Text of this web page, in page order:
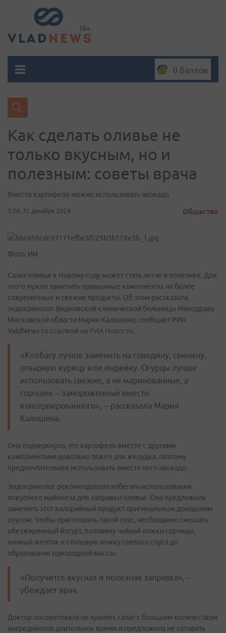
0 баллов
Как сделать оливье не
только вкусным, но и
полезным: советы врача
Вместо картофеля можно использовать авокадо
3:24, 31 декабря 2024 Общество
Фото: ИИ
Салат оливье к Новому году может стать легче и полезнее. Для
этого нужно заменить привычные компоненты на более
современные и свежие продукты. Об этом рассказала
эндокринолог Видновской клинической больницы Минздрава
Московской области Мария Калошина, сообщает РИА
ValdNews со ссылкой на РИА Новости.
«Колбасу лучше заменить на говядину, свинину,
отварную курицу или индейку. Огурцы лучше
использовать свежие, а не маринованные, а
горошек – замороженный вместо
консервированного», – рассказала Мария
Калошина.
Она подчеркнула, что картофель вместе с другими
компонентами довольно тяжел для желудка, поэтому
предпочтительнее использовать вместо него авокадо.
Эндокринолог рекомендовала избегать использования
покупного майонеза для заправки оливье. Она предложила
заменить этот калорийный продукт оригинальным домашним
соусом. Чтобы приготовить такой соус, необходимо смешать
обезжиренный йогурт, половину чайной ложки горчицы,
яичный желток и столовую ложку соевого соуса до
образования однородной массы.
«Получится вкусная и полезная заправка», –
убеждает врач.
Доктор посоветовала не хранить салат с большим количеством
ингредиентов длительное время и предложила не готовить